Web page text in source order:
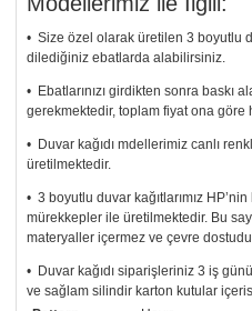
• Size özel olarak üretilen 3 boyutlu
dilediğiniz ebatlarda alabilirsiniz.
• Ebatlarınızı girdikten sonra baskı
gerekmektedir, toplam fiyat ona göre
• Duvar kağıdı mdellerimiz canlı
üretilmektedir.
• 3 boyutlu duvar kağıtlarımız
mürekkepler ile üretilmektedir. Bu
materyaller içermez ve çevre
• Duvar kağıdı siparişleriniz 3 iş
ve sağlam silindir karton kutular